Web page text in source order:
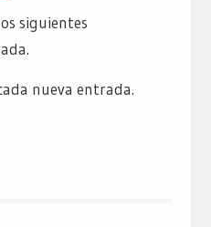
siguientes
nueva entrada.